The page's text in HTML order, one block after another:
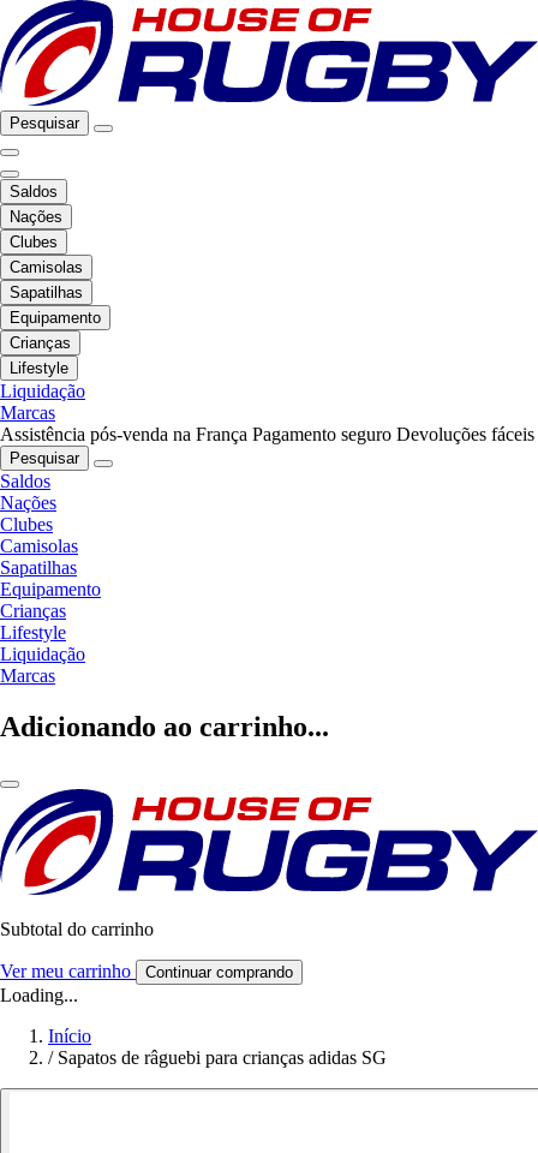
Pesquisar
Saldos
Nações
Clubes
Camisolas
Sapatilhas
Equipamento
Crianças
Lifestyle
Liquidação
Marcas
Assistência pós-venda na França Pagamento seguro Devoluções fáceis
Pesquisar
Saldos
Nações
Clubes
Camisolas
Sapatilhas
Equipamento
Crianças
Lifestyle
Liquidação
Marcas
Adicionando ao carrinho...
Subtotal do carrinho
Ver meu carrinho Continuar comprando
Loading...
Início
/ Sapatos de râguebi para crianças adidas SG